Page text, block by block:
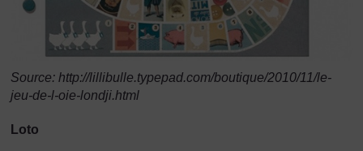
Source: http://lillibulle.typepad.com/boutique/2010/11/le-
jeu-de-l-oie-londji.html
Loto